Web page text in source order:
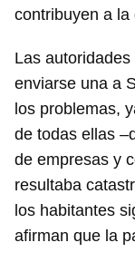
contribuyen a la
Las
enviarse una a
los problemas,
de todas ellas
de empresas y
resultaba
los habitantes
afirman que la